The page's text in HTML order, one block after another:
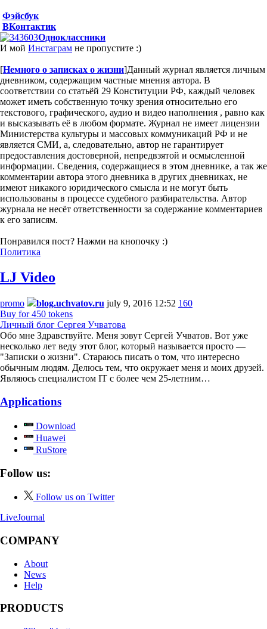
Фэйсбук
ВКонтактик
Одноклассники
И мой Инстаграм не пропустите :)
[Немного о записках о жизни]Данный журнал является личным
дневником, содержащим частные мнения автора. В
соответствии со статьёй 29 Конституции РФ, каждый человек
может иметь собственную точку зрения относительно его
текстового, графического, аудио и видео наполнения , равно как
и высказывать её в любом формате. Журнал не имеет лицензии
Министерства культуры и массовых коммуникаций РФ и не
является СМИ, а, следовательно, автор не гарантирует
предоставления достоверной, непредвзятой и осмысленной
информации. Сведения, содержащиеся в этом дневнике, а так же
комментарии автора этого дневника в других дневниках, не
имеют никакого юридического смысла и не могут быть
использованы в процессе судебного разбирательства. Автор
журнала не несёт ответственности за содержание комментариев
к его записям.
Понравился пост? Нажми на кнопочку :)
Политика
LJ Video
promo blog.uchvatov.ru july 9, 2016 12:52 160
Buy for 450 tokens
Личный блог Сергея Учватова
Обо мне Здравствуйте. Меня зовут Сергей Учватов. Вот уже
несколько лет веду этот блог, который называется просто —
"Записки о жизни". Стараюсь писать о том, что интересно
обычным людям. Делюсь тем, что окружает меня и моих друзей.
Являюсь специалистом IT с более чем 25-летним…
Applications
Download
Huawei
RuStore
Follow us:
Follow us on Twitter
LiveJournal
COMPANY
About
News
Help
PRODUCTS